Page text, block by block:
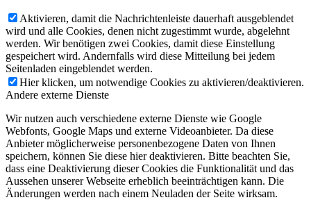
Aktivieren, damit die Nachrichtenleiste dauerhaft ausgeblendet
wird und alle Cookies, denen nicht zugestimmt wurde, abgelehnt
werden. Wir benötigen zwei Cookies, damit diese Einstellung
gespeichert wird. Andernfalls wird diese Mitteilung bei jedem
Seitenladen eingeblendet werden.
Hier klicken, um notwendige Cookies zu aktivieren/deaktivieren.
Andere externe Dienste
Wir nutzen auch verschiedene externe Dienste wie Google
Webfonts, Google Maps und externe Videoanbieter. Da diese
Anbieter möglicherweise personenbezogene Daten von Ihnen
speichern, können Sie diese hier deaktivieren. Bitte beachten Sie,
dass eine Deaktivierung dieser Cookies die Funktionalität und das
Aussehen unserer Webseite erheblich beeinträchtigen kann. Die
Änderungen werden nach einem Neuladen der Seite wirksam.